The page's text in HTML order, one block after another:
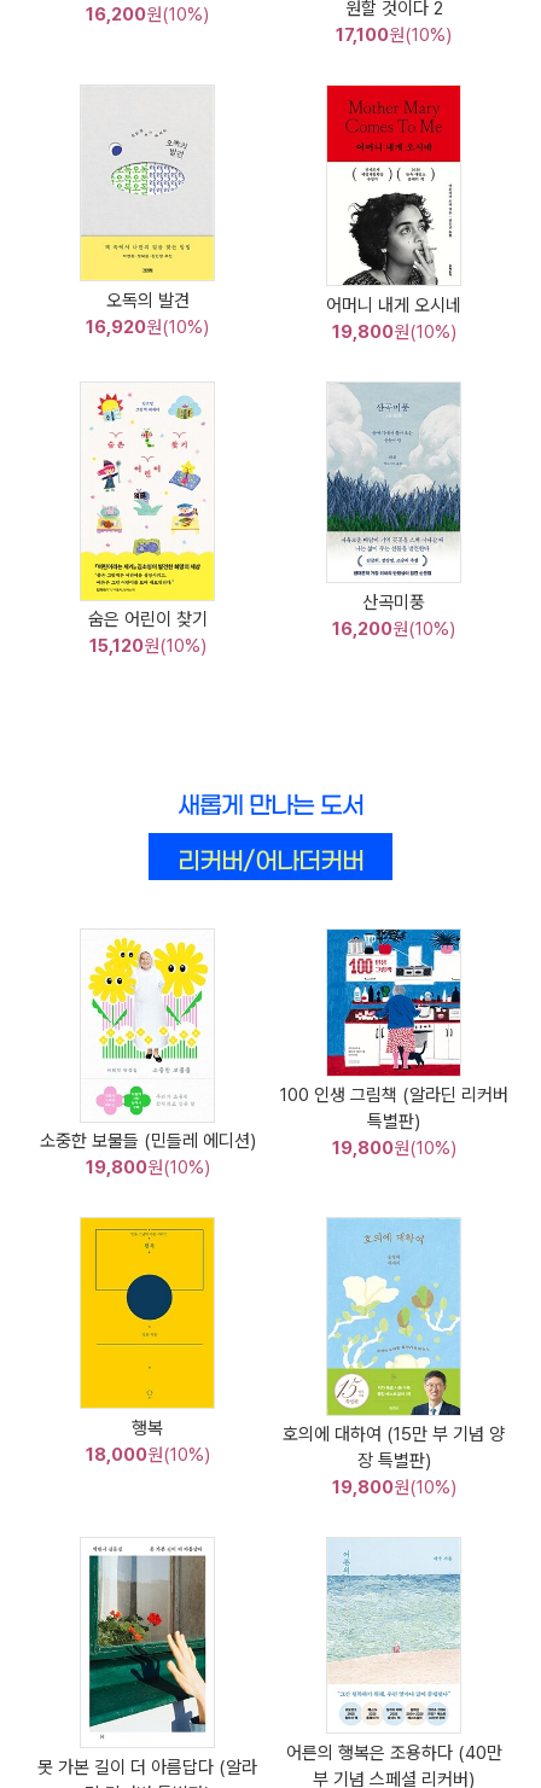
16,200원(10%)
원할 것이다 2
17,100원(10%)
오독의 발견
16,920원(10%)
어머니 내게 오시네
19,800원(10%)
숨은 어린이 찾기
15,120원(10%)
산곡미풍
16,200원(10%)
새롭게 만나는 도서
리커버/어나더커버
소중한 보물들 (민들레 에디션)
19,800원(10%)
100 인생 그림책 (알라딘 리커버
특별판)
19,800원(10%)
행복
18,000원(10%)
호의에 대하여 (15만 부 기념 양
장 특별판)
19,800원(10%)
못 가본 길이 더 아름답다 (알라
어른의 행복은 조용하다 (40만
부 기념 스페셜 리커버)